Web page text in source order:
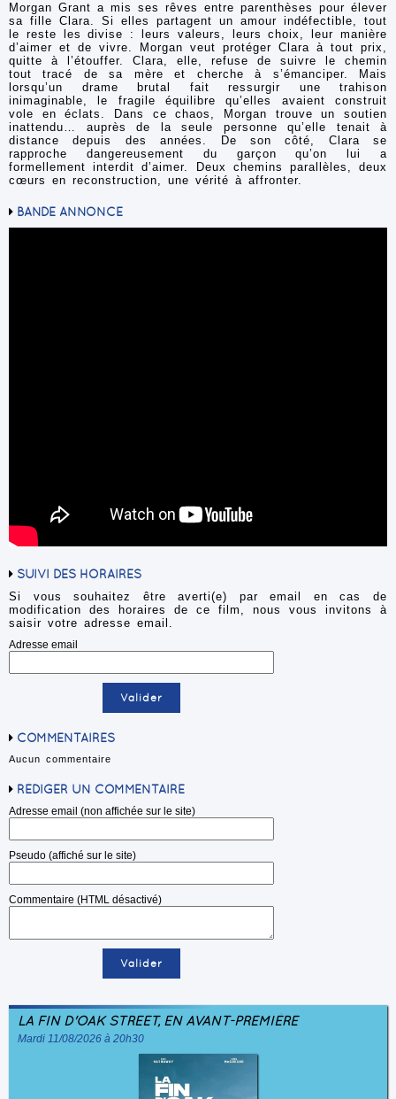
Morgan Grant a mis ses rêves entre parenthèses pour élever
sa fille Clara. Si elles partagent un amour indéfectible, tout
le reste les divise : leurs valeurs, leurs choix, leur manière
d’aimer et de vivre. Morgan veut protéger Clara à tout prix,
quitte à l’étouffer. Clara, elle, refuse de suivre le chemin
tout tracé de sa mère et cherche à s’émanciper. Mais
lorsqu’un drame brutal fait ressurgir une trahison
inimaginable, le fragile équilibre qu’elles avaient construit
vole en éclats. Dans ce chaos, Morgan trouve un soutien
inattendu… auprès de la seule personne qu’elle tenait à
distance depuis des années. De son côté, Clara se
rapproche dangereusement du garçon qu’on lui a
formellement interdit d’aimer. Deux chemins parallèles, deux
cœurs en reconstruction, une vérité à affronter.
BANDE ANNONCE
SUIVI DES HORAIRES
Si vous souhaitez être averti(e) par email en cas de
modification des horaires de ce film, nous vous invitons à
saisir votre adresse email.
Adresse email
COMMENTAIRES
Aucun commentaire
RÉDIGER UN COMMENTAIRE
Adresse email (non affichée sur le site)
Pseudo (affiché sur le site)
Commentaire (HTML désactivé)
LA FIN D'OAK STREET, EN AVANT-PREMIÈRE
Mardi 11/08/2026 à 20h30